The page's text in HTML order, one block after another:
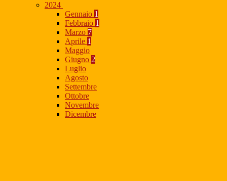
2024
Gennaio 1
Febbraio 1
Marzo 7
Aprile 1
Maggio
Giugno 2
Luglio
Agosto
Settembre
Ottobre
Novembre
Dicembre